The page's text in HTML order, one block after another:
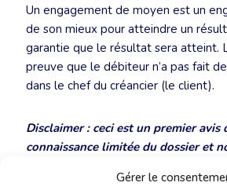
Gérer le
Un engagement de moyen est un
de son mieux pour atteindre un
garantie que le résultat sera atteint.
preuve que le débiteur n’a pas fait
dans le chef du créancier (le client).
Disclaimer : ceci est un premier avis
connaissance limitée du dossier et